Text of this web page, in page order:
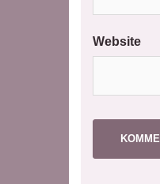
Website